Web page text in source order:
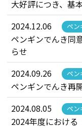
大好評につき、基
2024.12.06 ペン
ペンギンでんき同
らせ
2024.09.26 ペン
ペンギンでんき再
2024.08.05 ペン
2024年度における